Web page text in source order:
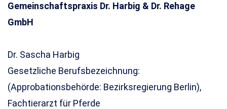
Gemeinschaftspraxis Dr. Harbig & Dr. Rehage
GmbH
Dr. Sascha Harbig
Gesetzliche Berufsbezeichnung:
(Approbationsbehörde: Bezirksregierung Berlin),
Fachtierarzt für Pferde